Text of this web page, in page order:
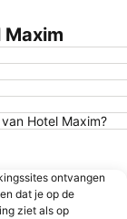
Brugge
Hotel Maxim?
ontvangen
dat je op de
ziet als op